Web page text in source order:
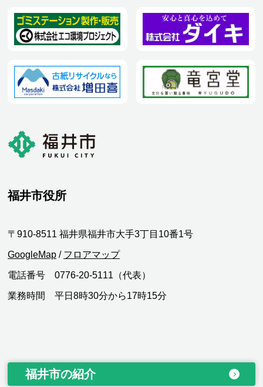
福井市役所
〒910-8511 福井県福井市大手3丁目10番1号
GoogleMap / フロアマップ
電話番号 0776-20-5111（代表）
業務時間 平日8時30分から17時15分
福井市の紹介